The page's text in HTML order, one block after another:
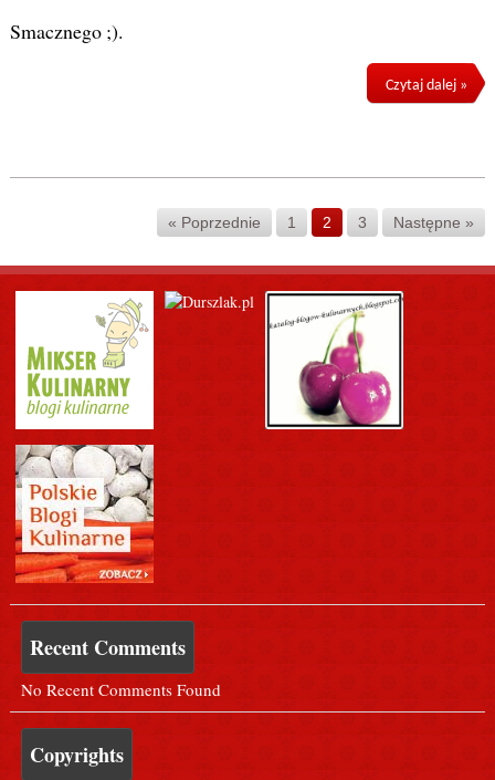
Smacznego ;).
Czytaj dalej »
« Poprzednie 1 2 3 Następne »
Recent Comments
No Recent Comments Found
Copyrights